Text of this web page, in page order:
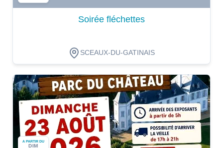
Soirée fléchettes
SCEAUX-DU-GATINAIS
A PARTIR DU
DIM